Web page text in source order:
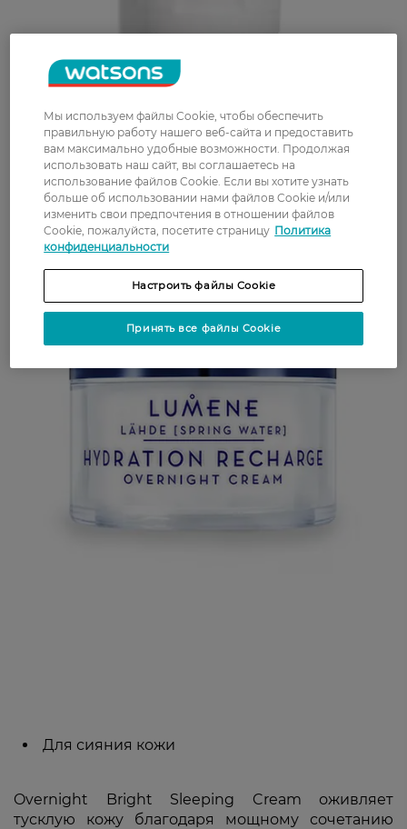
Для сияния кожи
Overnight Bright Sleeping Cream оживляет
тусклую кожу благодаря мощному сочетанию
Мы используем файлы Cookie, чтобы обеспечить
правильную работу нашего веб-сайта и предоставить
вам максимально удобные возможности. Продолжая
использовать наш сайт, вы соглашаетесь на
использование файлов Cookie. Если вы хотите узнать
больше об использовании нами файлов Cookie и/или
изменить свои предпочтения в отношении файлов
Cookie, пожалуйста, посетите страницу Политика
конфиденциальности
Настроить файлы Cookie
Принять все файлы Cookie